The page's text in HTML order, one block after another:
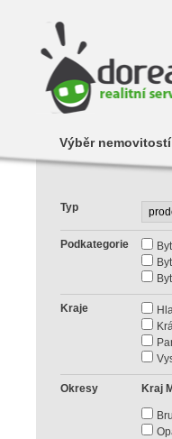
Výběr nemovitostí
Typ
Podkategorie
Kraje
Okresy Kraj